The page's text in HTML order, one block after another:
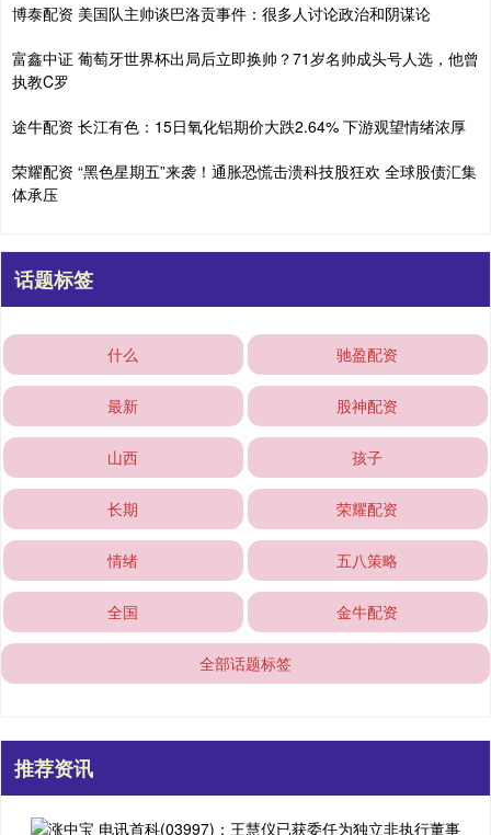
博泰配资 美国队主帅谈巴洛贡事件：很多人讨论政治和阴谋论
富鑫中证 葡萄牙世界杯出局后立即换帅？71岁名帅成头号人选，他曾
执教C罗
途牛配资 长江有色：15日氧化铝期价大跌2.64% 下游观望情绪浓厚
荣耀配资 “黑色星期五”来袭！通胀恐慌击溃科技股狂欢 全球股债汇集
体承压
话题标签
什么 驰盈配资
最新 股神配资
山西 孩子
长期 荣耀配资
情绪 五八策略
全国 金牛配资
全部话题标签
推荐资讯